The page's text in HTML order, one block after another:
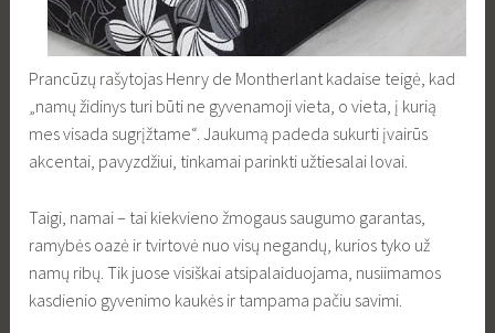
Prancūzų rašytojas Henry de Montherlant kadaise teigė, kad
„namų židinys turi būti ne gyvenamoji vieta, o vieta, į kurią
mes visada sugrįžtame“. Jaukumą padeda sukurti įvairūs
akcentai, pavyzdžiui, tinkamai parinkti užtiesalai lovai.
Taigi, namai – tai kiekvieno žmogaus saugumo garantas,
ramybės oazė ir tvirtovė nuo visų negandų, kurios tyko už
namų ribų. Tik juose visiškai atsipalaiduojama, nusiimamos
kasdienio gyvenimo kaukės ir tampama pačiu savimi.